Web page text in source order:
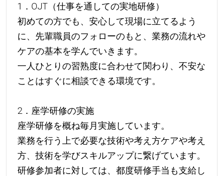
1．OJT（仕事を通しての実地研修）
初めての方でも、安心して現場に立てるよう
に、先輩職員のフォローのもと、業務の流れや
ケアの基本を学んでいきます。
一人ひとりの習熟度に合わせて関わり、不安な
ことはすぐに相談できる環境です。
2．座学研修の実施
座学研修を概ね毎月実施しています。
業務を行う上で必要な技術や考え方ケアや考え
方、技術を学びスキルアップに繋げています。
研修参加者に対しては、都度研修手当も支給し